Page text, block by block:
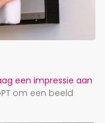
een impressie aan
om een beeld